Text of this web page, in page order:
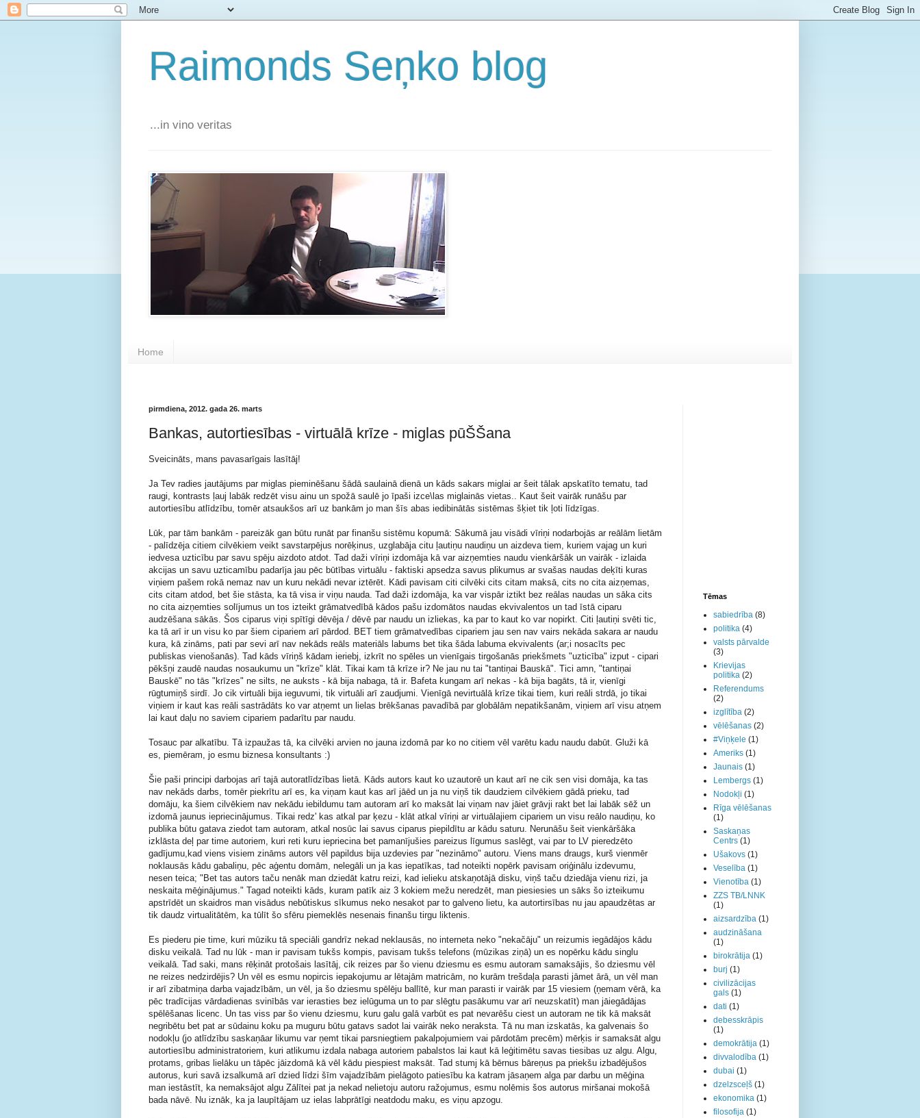
Raimonds Seņko blog
...in vino veritas
Home
pirmdiena, 2012. gada 26. marts
Bankas, autortiesības - virtuālā krīze - miglas pūŠŠana
Sveicināts, mans pavasarīgais lasītāj!
Ja Tev radies jautājums par miglas pieminēšanu šādā saulainā dienā un kāds sakars miglai ar šeit tālak apskatīto tematu, tad
raugi, kontrasts ļauj labāk redzēt visu ainu un spožā saulē jo īpaši izce\las miglainās vietas.. Kaut šeit vairāk runāšu par
autortiesību atlīdzību, tomēr atsaukšos arī uz bankām jo man šīs abas iedibinātās sistēmas šķiet tik ļoti līdzīgas.
Lūk, par tām bankām - pareizāk gan būtu runāt par finanšu sistēmu kopumā: Sākumā jau visādi vīriņi nodarbojās ar reālām lietām
- palīdzēja citiem cilvēkiem veikt savstarpējus norēķinus, uzglabāja citu ļautiņu naudiņu un aizdeva tiem, kuriem vajag un kuri
iedvesa uzticību par savu spēju aizdoto atdot. Tad daži vīriņi izdomāja kā var aizņemties naudu vienkāršāk un vairāk - izlaida
akcijas un savu uzticamību padarīja jau pēc būtības virtuālu - faktiski apsedza savus plikumus ar svašas naudas deķīti kuras
viņiem pašem rokā nemaz nav un kuru nekādi nevar iztērēt. Kādi pavisam citi cilvēki cits citam maksā, cits no cita aizņemas,
cits citam atdod, bet šie stāsta, ka tā visa ir viņu nauda. Tad daži izdomāja, ka var vispār iztikt bez reālas naudas un sāka cits
no cita aizņemties solījumus un tos izteikt grāmatvedībā kādos pašu izdomātos naudas ekvivalentos un tad īstā ciparu
audzēšana sākās. Šos ciparus viņi spītīgi dēvēja / dēvē par naudu un izliekas, ka par to kaut ko var nopirkt. Citi ļautiņi svēti tic,
ka tā arī ir un visu ko par šiem cipariem arī pārdod. BET tiem grāmatvedības cipariem jau sen nav vairs nekāda sakara ar naudu
kura, kā zināms, pati par sevi arī nav nekāds reāls materiāls labums bet tika šāda labuma ekvivalents (ar;i nosacīts pec
publiskas vienošanās). Tad kāds vīriņš kādam ieriebj, izkrīt no spēles un vienīgais tirgošanās priekšmets "uzticība" izput - cipari
pēkšņi zaudē naudas nosaukumu un "krīze" klāt. Tikai kam tā krīze ir? Ne jau nu tai "tantiņai Bauskā". Tici amn, "tantiņai
Bauskē" no tās "krīzes" ne silts, ne auksts - kā bija nabaga, tā ir. Bafeta kungam arī nekas - kā bija bagāts, tā ir, vienīgi
rūgtumiņš sirdī. Jo cik virtuāli bija ieguvumi, tik virtuāli arī zaudjumi. Vienīgā nevirtuālā krīze tikai tiem, kuri reāli strdā, jo tikai
viņiem ir kaut kas reāli sastrādāts ko var atņemt un lielas brēkšanas pavadībā par globālām nepatikšanām, viņiem arī visu atņem
lai kaut daļu no saviem cipariem padarītu par naudu.
Tosauc par alkatību. Tā izpaužas tā, ka cilvēki arvien no jauna izdomā par ko no citiem vēl varētu kadu naudu dabūt. Gluži kā
es, piemēram, jo esmu biznesa konsultants :)
Šie paši principi darbojas arī tajā autoratlīdzības lietā. Kāds autors kaut ko uzautorē un kaut arī ne cik sen visi domāja, ka tas
nav nekāds darbs, tomēr piekrītu arī es, ka viņam kaut kas arī jāēd un ja nu viņš tik daudziem cilvēkiem gādā prieku, tad
domāju, ka šiem cilvēkiem nav nekādu iebildumu tam autoram arī ko maksāt lai viņam nav jāiet grāvji rakt bet lai labāk sēž un
izdomā jaunus iepriecinājumus. Tikai redz' kas atkal par ķezu - klāt atkal vīriņi ar virtuālajiem cipariem un visu reālo naudiņu, ko
publika būtu gatava ziedot tam autoram, atkal nosūc lai savus ciparus piepildītu ar kādu saturu. Nerunāšu šeit vienkāršāka
izklāsta deļ par time autoriem, kuri reti kuru iepriecina bet pamanījušies pareizus līgumus saslēgt, vai par to LV pieredzēto
gadījumu,kad viens visiem zināms autors vēl papildus bija uzdevies par "nezināmo" autoru. Viens mans draugs, kurš vienmēr
noklausās kādu gabaliņu, pēc aģentu domām, nelegāli un ja kas iepatīkas, tad noteikti nopērk pavisam oriģinālu izdevumu,
nesen teica; "Bet tas autors taču nenāk man dziedāt katru reizi, kad ielieku atskaņotājā disku, viņš taču dziedāja vienu rizi, ja
neskaita mēģinājumus." Tagad noteikti kāds, kuram patīk aiz 3 kokiem mežu neredzēt, man piesiesies un sāks šo izteikumu
apstrīdēt un skaidros man visādus nebūtiskus sīkumus neko nesakot par to galveno lietu, ka autortirsības nu jau apaudzētas ar
tik daudz virtualitātēm, ka tūlīt šo sfēru piemeklēs nesenais finanšu tirgu liktenis.
Es piederu pie time, kuri mūziku tā speciāli gandrīz nekad neklausās, no interneta neko "nekačāju" un reizumis iegādājos kādu
disku veikalā. Tad nu lūk - man ir pavisam tukšs kompis, pavisam tukšs telefons (mūzikas ziņā) un es nopērku kādu singlu
veikalā. Tad saki, mans rēķināt protošais lasītāj, cik reizes par šo vienu dziesmu es esmu autoram samaksājis, šo dziesmu vēl
ne reizes nedzirdējis? Un vēl es esmu nopircis iepakojumu ar lētajām matricām, no kurām trešdaļa parasti jāmet ārā, un vēl man
ir arī zibatmiņa darba vajadzībām, un vēl, ja šo dziesmu spēlēju ballītē, kur man parasti ir vairāk par 15 viesiem (ņemam vērā, ka
pēc tradīcijas vārdadienas svinībās var ierasties bez ielūguma un to par slēgtu pasākumu var arī neuzskatīt) man jāiegādājas
spēlēšanas licenc. Un tas viss par šo vienu dziesmu, kuru galu galā varbūt es pat nevarēšu ciest un autoram ne tik kā maksāt
negribētu bet pat ar sūdainu koku pa muguru būtu gatavs sadot lai vairāk neko neraksta. Tā nu man izskatās, ka galvenais šo
nodokļu (jo atlīdzību saskaņāar likumu var ņemt tikai parsniegtiem pakalpojumiem vai pārdotām precēm) mērķis ir samaksāt algu
autortiesību administratoriem, kuri atlikumu izdala nabaga autoriem pabalstos lai kaut kā leģitimētu savas tiesibas uz algu. Algu,
protams, gribas lielāku un tāpēc jāizdomā kā vēl kādu piespiest maksāt. Tad stumj kā bērnus bāreņus pa priekšu izbadējušos
autorus, kuri savā izsalkumā arī dzied līdzi šīm vajadzībām pielāgoto patiesību ka katram jāsaņem alga par darbu un mēģina
man iestāstīt, ka nemaksājot algu Zālītei pat ja nekad nelietoju autoru ražojumus, esmu nolēmis šos autorus miršanai mokošā
bada nāvē. Nu iznāk, ka ja laupītājam uz ielas labprātīgi neatdodu maku, es viņu apzogu.
Tēmas
sabiedrība (8)
politika (4)
valsts pārvalde
(3)
Krievijas
politika (2)
Referendums
(2)
izglītība (2)
vēlēšanas (2)
#Viņķele (1)
Ameriks (1)
Jaunais (1)
Lembergs (1)
Nodokļi (1)
Rīga vēlēšanas
(1)
Saskaņas
Centrs (1)
Ušakovs (1)
Veselība (1)
Vienotība (1)
ZZS TB/LNNK
(1)
aizsardzība (1)
audzināšana
(1)
birokrātija (1)
burj (1)
civilizācijas
gals (1)
dati (1)
debesskrāpis
(1)
demokrātija (1)
divvalodība (1)
dubai (1)
dzelzsceļš (1)
ekonomika (1)
filosofija (1)